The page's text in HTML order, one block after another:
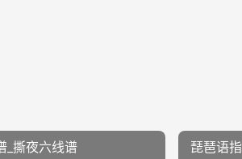
_撕夜六线谱 琵琶语